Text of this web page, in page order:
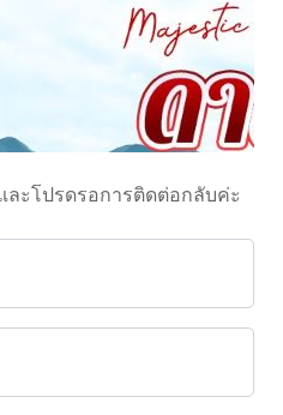
ะโปรดรอการติดต่อกลับค่ะ